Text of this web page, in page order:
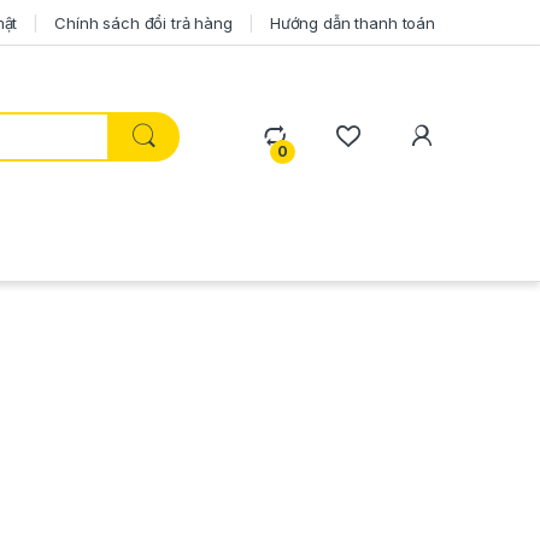
Chính sách đổi trả hàng Hướng dẫn thanh toán
0